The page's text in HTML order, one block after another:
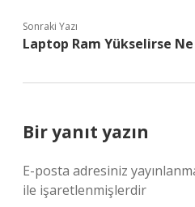
Sonraki Yazı
Laptop Ram Yükselirse
Bir yanıt yazın
E-posta adresiniz
ile işaretlenmişlerdir